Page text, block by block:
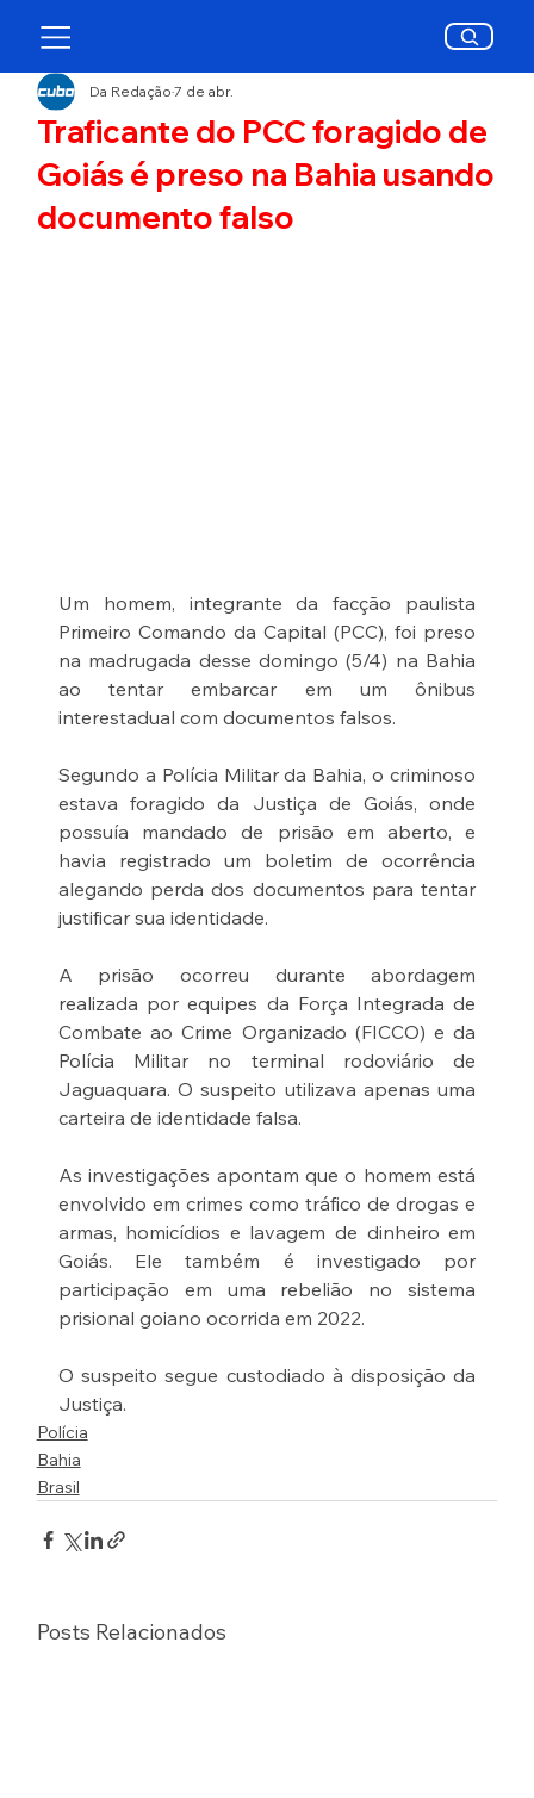
Traficante do PCC foragido de
Goiás é preso na Bahia usando
documento falso
Da Redação7 de abr.
Um homem, integrante da facção paulista
Primeiro Comando da Capital (PCC), foi preso
na madrugada desse domingo (5/4) na Bahia
ao tentar embarcar em um ônibus
interestadual com documentos falsos.
Segundo a Polícia Militar da Bahia, o criminoso
estava foragido da Justiça de Goiás, onde
possuía mandado de prisão em aberto, e
havia registrado um boletim de ocorrência
alegando perda dos documentos para tentar
justificar sua identidade.
A prisão ocorreu durante abordagem
realizada por equipes da Força Integrada de
Combate ao Crime Organizado (FICCO) e da
Polícia Militar no terminal rodoviário de
Jaguaquara. O suspeito utilizava apenas uma
carteira de identidade falsa.
As investigações apontam que o homem está
envolvido em crimes como tráfico de drogas e
armas, homicídios e lavagem de dinheiro em
Goiás. Ele também é investigado por
participação em uma rebelião no sistema
prisional goiano ocorrida em 2022.
O suspeito segue custodiado à disposição da
Justiça.
Polícia
Bahia
Brasil
Posts Relacionados